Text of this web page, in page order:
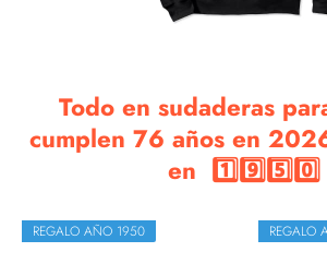
Todo en sudaderas
cumplen 76 años en
en 1️⃣9️⃣5️⃣0️⃣
REGALO AÑO 1950 REGALO